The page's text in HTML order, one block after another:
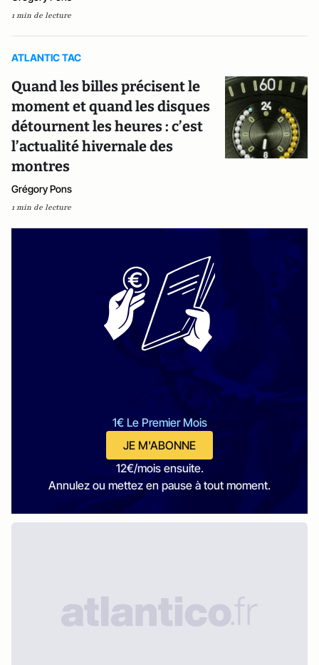
1 min de lecture
ATLANTIC TAC
Quand les billes précisent le
moment et quand les disques
détournent les heures : c’est
l’actualité hivernale des
montres
Grégory Pons
1 min de lecture
1€ Le Premier Mois
JE M'ABONNE
12€/mois ensuite.
Annulez ou mettez en pause à tout moment.